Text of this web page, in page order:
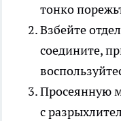
тонко
Взбейте
соедините,
Просеянную
с